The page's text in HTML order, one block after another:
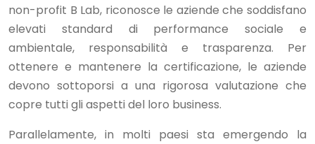
non-profit B Lab, riconosce le aziende che soddisfano
elevati standard di performance sociale e
ambientale, responsabilità e trasparenza. Per
ottenere e mantenere la certificazione, le aziende
devono sottoporsi a una rigorosa valutazione che
copre tutti gli aspetti del loro business.
Parallelamente, in molti paesi sta emergendo la